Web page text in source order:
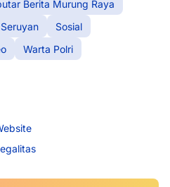
Berita Murung Raya
Seruyan
Sosial
Warta Polri